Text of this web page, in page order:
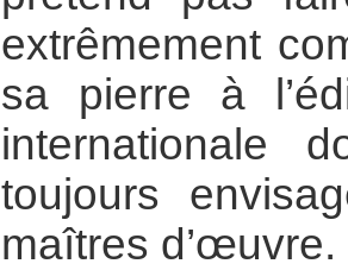
extrêmement
sa pierre à
internationale
toujours
maîtres d’œuvre.